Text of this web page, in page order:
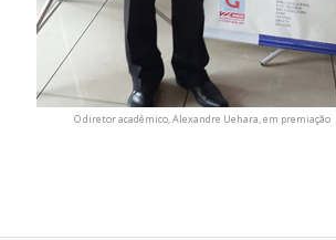
O diretor acadêmico, Alexandre Uehara, em premiação